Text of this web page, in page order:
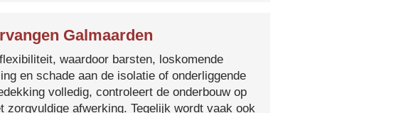
Galmaarden
waardoor barsten, loskomende
en schade aan de isolatie of onderliggende
volledig, controleert de onderbouw op
zorgvuldige afwerking. Tegelijk wordt vaak ook